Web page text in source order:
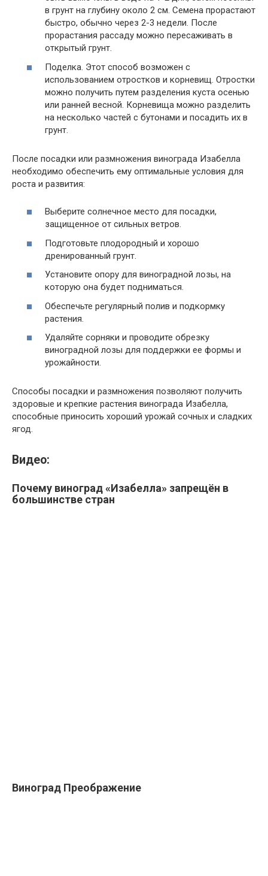
в грунт на глубину около 2 см. Семена прорастают
быстро, обычно через 2-3 недели. После
прорастания рассаду можно пересаживать в
открытый грунт.
Поделка. Этот способ возможен с
использованием отростков и корневищ. Отростки
можно получить путем разделения куста осенью
или ранней весной. Корневища можно разделить
на несколько частей с бутонами и посадить их в
грунт.
После посадки или размножения винограда Изабелла
необходимо обеспечить ему оптимальные условия для
роста и развития:
Выберите солнечное место для посадки,
защищенное от сильных ветров.
Подготовьте плодородный и хорошо
дренированный грунт.
Установите опору для виноградной лозы, на
которую она будет подниматься.
Обеспечьте регулярный полив и подкормку
растения.
Удаляйте сорняки и проводите обрезку
виноградной лозы для поддержки ее формы и
урожайности.
Способы посадки и размножения позволяют получить
здоровые и крепкие растения винограда Изабелла,
способные приносить хороший урожай сочных и сладких
ягод.
Видео:
Почему виноград «Изабелла» запрещён в
большинстве стран
Виноград Преображение